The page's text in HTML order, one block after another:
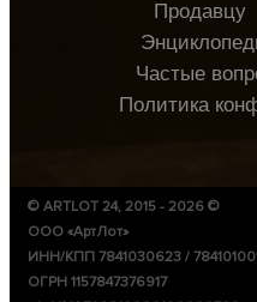
Продавцу
Частые
Политика
© ARTLOT 24, 2015 - 2026 ©
ООО «АртЛот»
ИНН/КПП 7841030623 /
ОГРН 1157847376917